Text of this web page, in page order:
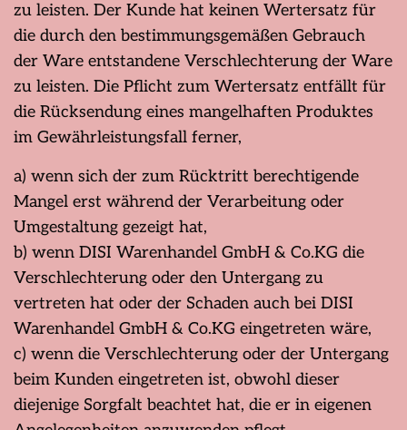
zu leisten. Der Kunde hat keinen Wertersatz für
die durch den bestimmungsgemäßen Gebrauch
der Ware entstandene Verschlechterung der Ware
zu leisten. Die Pflicht zum Wertersatz entfällt für
die Rücksendung eines mangelhaften Produktes
im Gewährleistungsfall ferner,
a) wenn sich der zum Rücktritt berechtigende
Mangel erst während der Verarbeitung oder
Umgestaltung gezeigt hat,
b) wenn DISI Warenhandel GmbH & Co.KG die
Verschlechterung oder den Untergang zu
vertreten hat oder der Schaden auch bei DISI
Warenhandel GmbH & Co.KG eingetreten wäre,
c) wenn die Verschlechterung oder der Untergang
beim Kunden eingetreten ist, obwohl dieser
diejenige Sorgfalt beachtet hat, die er in eigenen